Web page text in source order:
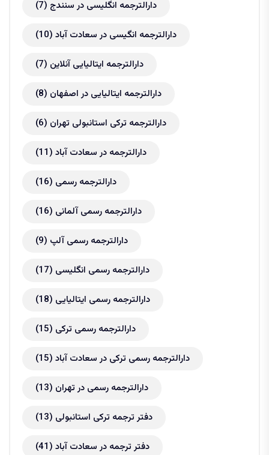
دارالترجمه انگلیسی در سنندج (7)
دارالترجمه انگیسی در سعادت آباد (10)
دارالترجمه ایتالیایی آنلاین (7)
دارالترجمه ایتالیایی در اصفهان (8)
دارالترجمه ترکی استانبولی تهران (6)
دارالترجمه در سعادت آباد (11)
دارالترجمه رسمی (16)
دارالترجمه رسمی آلمانی (16)
دارالترجمه رسمی آلپ (9)
دارالترجمه رسمی انگلیسی (17)
دارالترجمه رسمی ایتالیایی (18)
دارالترجمه رسمی ترکی (15)
دارالترجمه رسمی ترکی در سعادت آباد (15)
دارالترجمه رسمی در تهران (13)
دفتر ترجمه ترکی استانبولی (13)
دفتر ترجمه در سعادت آباد (41)